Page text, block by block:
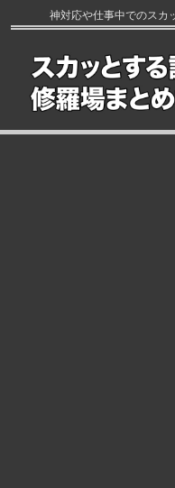
神対応や仕事中でのスカ